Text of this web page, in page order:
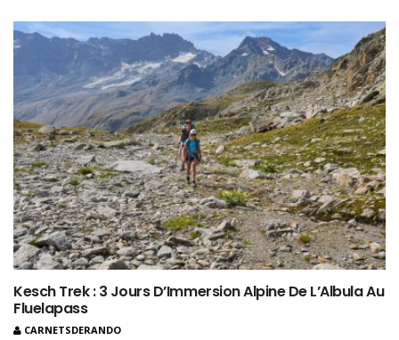
Kesch Trek : 3 Jours D’Immersion Alpine De L’Albula Au
Fluelapass
CARNETSDERANDO